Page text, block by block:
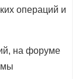
операций и
на форуме